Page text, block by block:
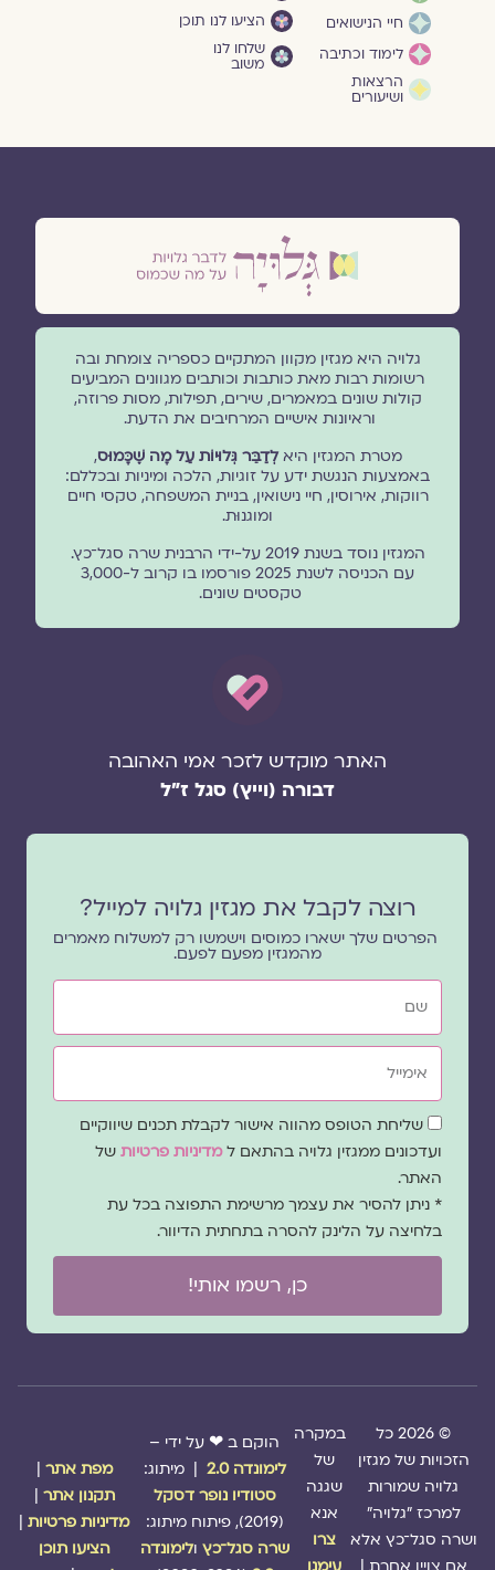
חיי הנישואים
לימוד וכתיבה
הרצאות
ושיעורים
הציעו לנו תוכן
שלחו לנו
משוב
גלויה היא מגזין מקוון המתקיים כספריה צומחת ובה
רשומות רבות מאת כותבות וכותבים מגוונים המביעים
קולות שונים במאמרים, שירים, תפילות, מסות פרוזה,
וראיונות אישיים המרחיבים את הדעת.
מטרת המגזין היאלְדַבֵּר גְּלוּיוֹת עַל מָה שֶׁכָּמוּס,
באמצעות הנגשת ידע על זוגיות, הלכה ומיניות ובכללם:
רווקות, אירוסין, חיי נישואין, בניית המשפחה, טקסי חיים
ומוגנוּת.
המגזין נוסד בשנת 2019 על-ידי הרבנית שרה סגל־כץ.
עם הכניסה לשנת 2025 פורסמו בו קרוב ל-3,000
טקסטים שונים.
האתר מוקדש לזכר אמי האהובה
דבורה (וייץ) סגל ז"ל
רוצה לקבל את מגזין גלויה למייל?
הפרטים שלך ישארו כמוסים וישמשו רק למשלוח מאמרים
מהמגזין מפעם לפעם.
שם
אימייל
שדה
הסכמה
שליחת הטופס מהווה אישור לקבלת תכנים שיווקיים
ועדכונים ממגזין גלויה בהתאם ל מדיניות פרטיותשל
האתר.
* ניתן להסיר את עצמך מרשימת התפוצה בכל עת
בלחיצה על הלינק להסרה בתחתית הדיוור.
כן, רשמו אותי!
© 2026 כל
הזכויות של מגזין
גלויה שמורות
למרכז "גלויה"
ושרה סגל־כץ אלא
במקרה
של
שגגה
אנא
צרו
הוקם ב ❤ על ידי –
לימונדה 2.0
| מיתוג:
סטודיו נופר דסקל
שרה סגל־כץולימונדה
מפת אתר|
תקנון אתר|
מדיניות פרטיות|
הציעו תוכן